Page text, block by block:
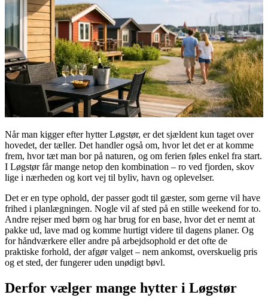
Når man kigger efter hytter Løgstør, er det sjældent kun taget over
hovedet, der tæller. Det handler også om, hvor let det er at komme
frem, hvor tæt man bor på naturen, og om ferien føles enkel fra start.
I Løgstør får mange netop den kombination – ro ved fjorden, skov
lige i nærheden og kort vej til byliv, havn og oplevelser.
Det er en type ophold, der passer godt til gæster, som gerne vil have
frihed i planlægningen. Nogle vil af sted på en stille weekend for to.
Andre rejser med børn og har brug for en base, hvor det er nemt at
pakke ud, lave mad og komme hurtigt videre til dagens planer. Og
for håndværkere eller andre på arbejdsophold er det ofte de
praktiske forhold, der afgør valget – nem ankomst, overskuelig pris
og et sted, der fungerer uden unødigt bøvl.
Derfor vælger mange hytter i Løgstør